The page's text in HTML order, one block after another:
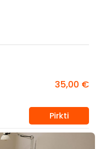
35,00 €
Pirkti